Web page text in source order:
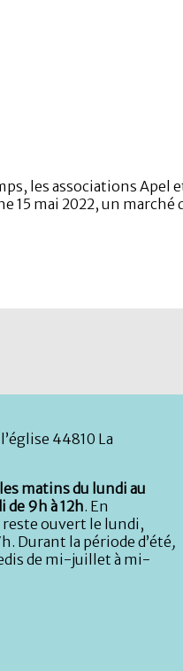
les associations Apel
15 mai 2022, un
44810 La
matins du lundi au
de 9h à 12h. En
ouvert le lundi,
Durant la période d’été,
de mi-juillet à mi-